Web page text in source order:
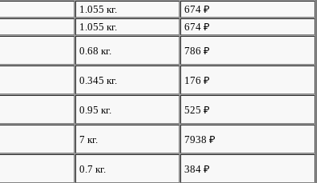
1.055 кг. 674 ₽
1.055 кг. 674 ₽
0.68 кг. 786 ₽
0.345 кг. 176 ₽
0.95 кг. 525 ₽
7 кг. 7938 ₽
0.7 кг. 384 ₽